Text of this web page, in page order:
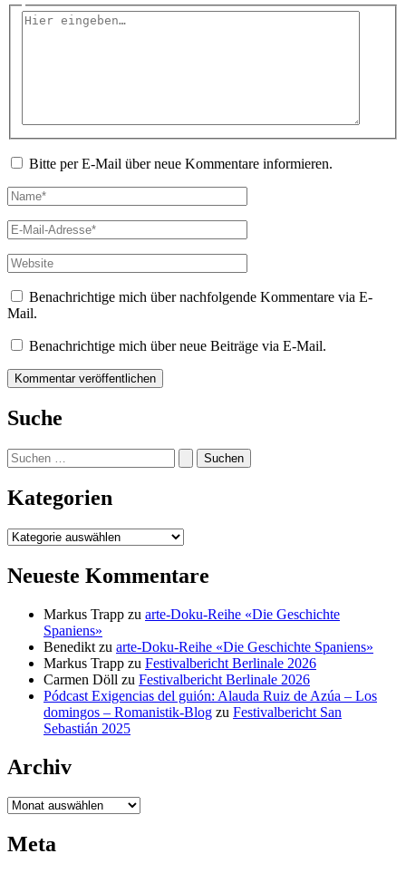
Hier
Bitte per E-Mail über neue Kommentare informieren.
Name*
E-
Mail-
Adresse*
Website
Benachrichtige mich über nachfolgende Kommentare via E-
Mail.
Benachrichtige mich über neue Beiträge via E-Mail.
Suche
Suchen
nach:
Kategorien
Kategorien
Neueste Kommentare
Markus Trapp zu arte-Doku-Reihe «Die Geschichte
Spaniens»
Benedikt zu arte-Doku-Reihe «Die Geschichte Spaniens»
Markus Trapp zu Festivalbericht Berlinale 2026
Carmen Döll zu Festivalbericht Berlinale 2026
Pódcast Exigencias del guión: Alauda Ruiz de Azúa – Los
domingos – Romanistik-Blog zu Festivalbericht San
Sebastián 2025
Archiv
Archiv
Meta